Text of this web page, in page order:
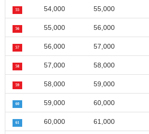
55 54,000 55,000
56 55,000 56,000
57 56,000 57,000
58 57,000 58,000
59 58,000 59,000
60 59,000 60,000
61 60,000 61,000